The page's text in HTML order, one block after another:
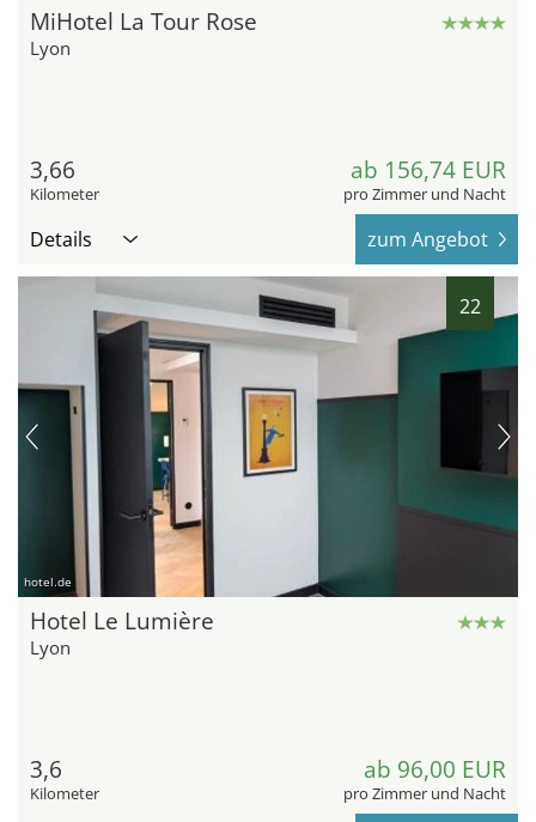
MiHotel La Tour Rose
Lyon
3,66
Kilometer
ab 156,74 EUR
pro Zimmer und Nacht
Details zum Angebot
22
hotel.de
Hotel Le Lumière
Lyon
3,6
Kilometer
ab 96,00 EUR
pro Zimmer und Nacht